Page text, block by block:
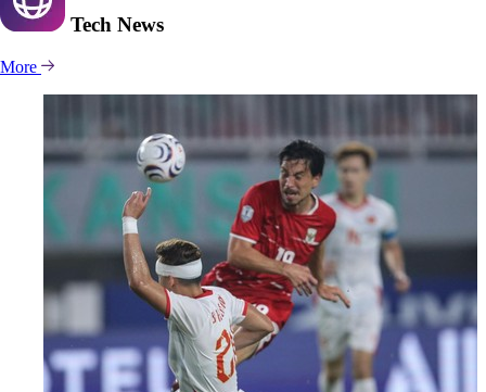
Tech News
More